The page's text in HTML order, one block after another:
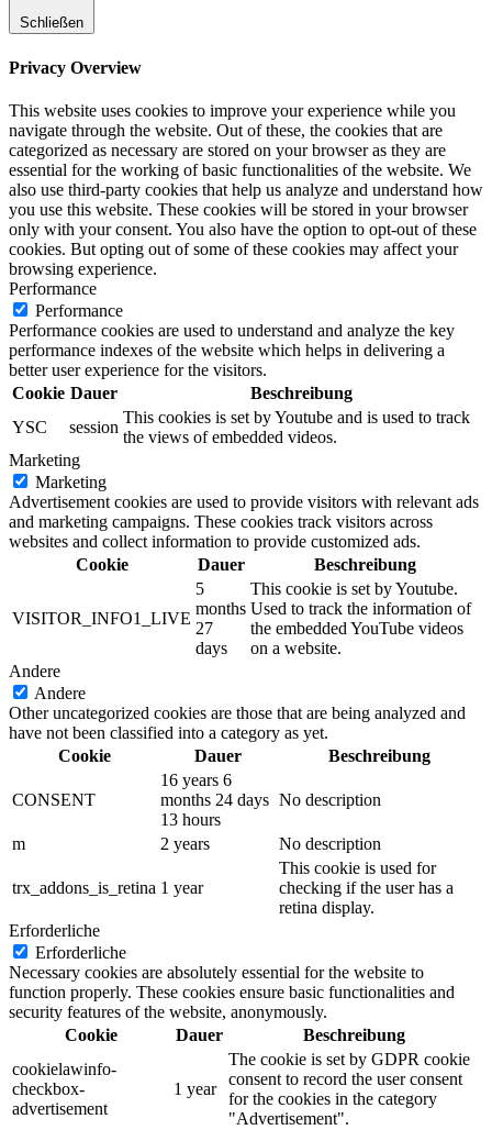
Schließen
Privacy Overview
This website uses cookies to improve your experience while you
navigate through the website. Out of these, the cookies that are
categorized as necessary are stored on your browser as they are
essential for the working of basic functionalities of the website. We
also use third-party cookies that help us analyze and understand how
you use this website. These cookies will be stored in your browser
only with your consent. You also have the option to opt-out of these
cookies. But opting out of some of these cookies may affect your
browsing experience.
Performance
Performance
Performance cookies are used to understand and analyze the key
performance indexes of the website which helps in delivering a
better user experience for the visitors.
Cookie Dauer
Beschreibung
YSC
session
This cookies is set by Youtube and is used to track
the views of embedded videos.
Marketing
Marketing
Advertisement cookies are used to provide visitors with relevant ads
and marketing campaigns. These cookies track visitors across
websites and collect information to provide customized ads.
Cookie
Dauer Beschreibung
VISITOR_INFO1_LIVE
5
months
27
days
This cookie is set by Youtube.
Used to track the information of
the embedded YouTube videos
on a website.
Andere
Andere
Other uncategorized cookies are those that are being analyzed and
have not been classified into a category as yet.
Cookie
Dauer Beschreibung
CONSENT
16 years 6
months 24 days
13 hours
No description
m 2 years No description
trx_addons_is_retina 1 year
This cookie is used for
checking if the user has a
retina display.
Erforderliche
Erforderliche
Necessary cookies are absolutely essential for the website to
function properly. These cookies ensure basic functionalities and
security features of the website, anonymously.
Cookie
Dauer
Beschreibung
cookielawinfo-
checkbox-
advertisement
1 year
The cookie is set by GDPR cookie
consent to record the user consent
for the cookies in the category
"Advertisement".